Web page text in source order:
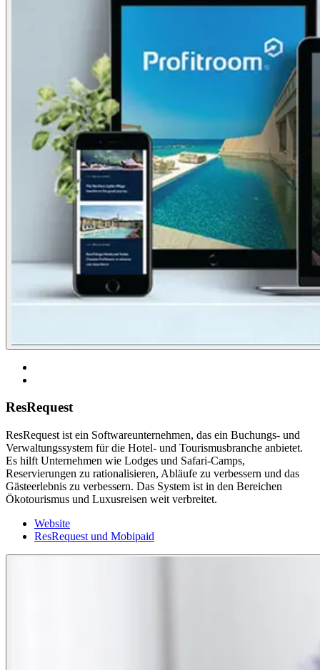
ResRequest
ResRequest ist ein Softwareunternehmen, das ein Buchungs- und
Verwaltungssystem für die Hotel- und Tourismusbranche anbietet.
Es hilft Unternehmen wie Lodges und Safari-Camps,
Reservierungen zu rationalisieren, Abläufe zu verbessern und das
Gästeerlebnis zu verbessern. Das System ist in den Bereichen
Ökotourismus und Luxusreisen weit verbreitet.
Website
ResRequest und Mobipaid